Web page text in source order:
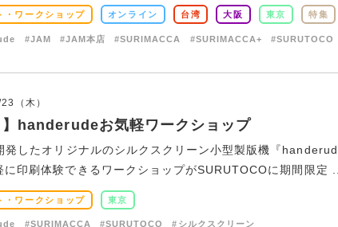
・ワークショップ オンライン 台湾 大阪 東京 特集
#JAM #JAM本店 #SURIMACCA #SURIMACCA+ #SURUTOCO
（木）
】handerudeお気軽ワークショップ
発したオリジナルのシルクスクリーン小型製版機『
に印刷体験できるワークショップがSURUTOCOに期間限定
・ワークショップ 東京
#SURIMACCA #SURUTOCO #シルクスクリーン